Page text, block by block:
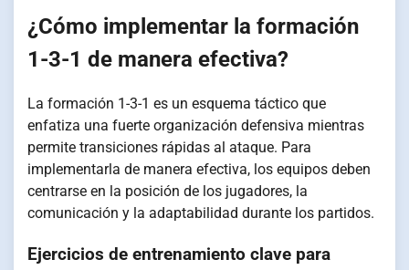
¿Cómo implementar la formación
1-3-1 de manera efectiva?
La formación 1-3-1 es un esquema táctico que
enfatiza una fuerte organización defensiva mientras
permite transiciones rápidas al ataque. Para
implementarla de manera efectiva, los equipos deben
centrarse en la posición de los jugadores, la
comunicación y la adaptabilidad durante los partidos.
Ejercicios de entrenamiento clave para